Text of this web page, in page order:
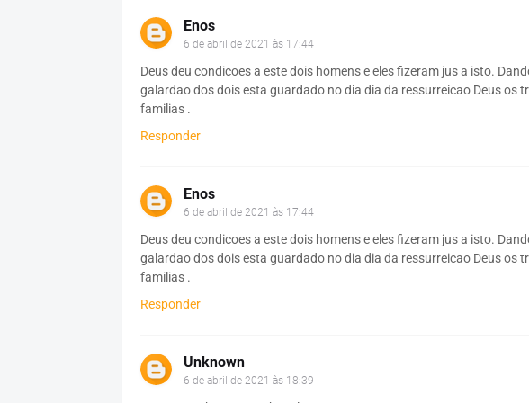
Enos
6 de abril de 2021 às 17:44
Deus deu condicoes a este dois homens e eles fizeram jus a isto.
galardao dos dois esta guardado no dia dia da ressurreicao Deus os
familias .
Responder
Enos
6 de abril de 2021 às 17:44
Deus deu condicoes a este dois homens e eles fizeram jus a isto.
galardao dos dois esta guardado no dia dia da ressurreicao Deus os
familias .
Responder
Unknown
6 de abril de 2021 às 18:39